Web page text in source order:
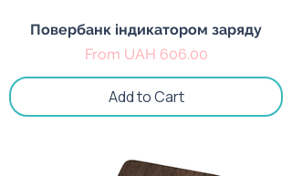
Повербанк індикатором заряду
From UAH 606.00
Sale Price
Add to Cart